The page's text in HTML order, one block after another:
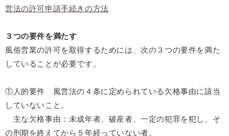
営法の許可申請手続きの方法
３つの要件を満たす
風俗営業の許可を取得するためには、次の３つの要件を満た
していることが必要です。
①人的要件 風営法の４条に定められている欠格事由に該当
していないこと。
主な欠格事由：未成年者、破産者、一定の犯罪を犯し、そ
の刑期を終えてから５年経っていない者。